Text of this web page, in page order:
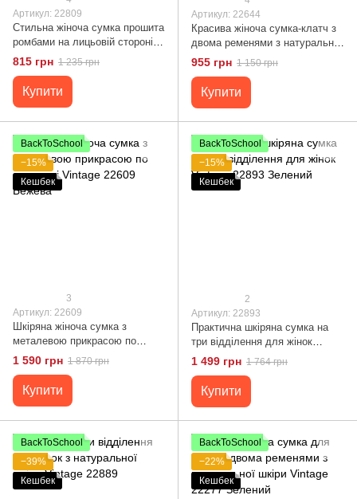
Артикул: 22809
Стильна жіноча сумка прошита
ромбами на лицьовій стороні з
натуральної шкіри Vintage
22809 Рудий
815 грн 1 235 грн
Купити
Артикул: 22644
Красива жіноча сумка-клатч з
двома ременями з натуральної
шкіри Vintage 22644 Рожева
955 грн 1 150 грн
Купити
BackToSchool
−15%
Кешбек
3
Артикул: 22609
Шкіряна жіноча сумка з
металевою прикрасою по
середині Vintage 22609 Бежева
1 590 грн 1 870 грн
Купити
BackToSchool
−15%
Кешбек
2
Артикул: 22893
Практична шкіряна сумка на
три відділення для жінок
Vintage 22893 Зелений
1 499 грн 1 764 грн
Купити
BackToSchool
−39%
Кешбек
BackToSchool
−22%
Кешбек